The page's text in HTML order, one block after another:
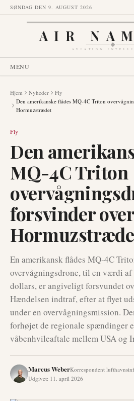
SØNDAG DEN 9. AUGUST 2026
AIR
AVIATION
MENU
Hjem Nyheder
Fly
Den amerikanske flådes MQ-4C Triton
Hormuzstrædet
Fly
Den
MQ-4C Triton
forsvinder over
En amerikansk flådes MQ-4C
overvågningsdrone, til en værdi
dollars, er angiveligt forsvundet
Hændelsen indtraf, efter at flyet
under en overvågningsmission.
forhøjet de regionale spændinger
våbenhvileaftale mellem USA og
Marcus WeberKorrespondent
Udgivet: 11. april 2026